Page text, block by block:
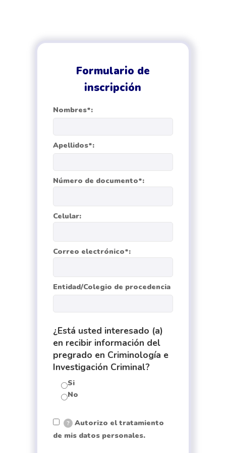
Pasar al contenido principal
Formulario de
inscripción
Nombres*:
Apellidos*:
Número de documento*:
Celular:
Correo electrónico*:
Entidad/Colegio de procedencia
¿Está usted interesado (a)
en recibir información del
pregrado en Criminología e
Investigación Criminal?
Si
No
?
Autorizo el tratamiento
de mis datos personales.